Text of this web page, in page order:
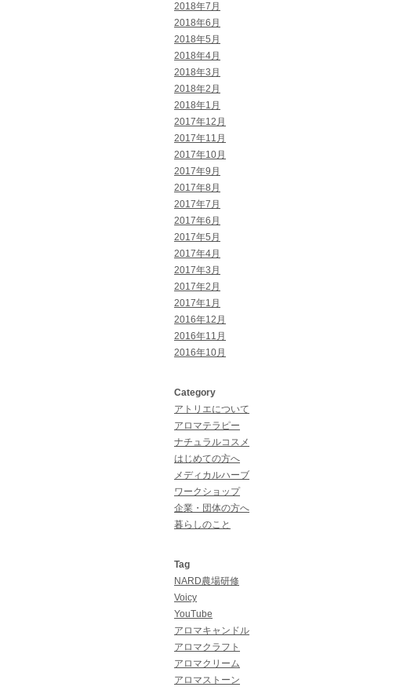
2018年7月
2018年6月
2018年5月
2018年4月
2018年3月
2018年2月
2018年1月
2017年12月
2017年11月
2017年10月
2017年9月
2017年8月
2017年7月
2017年6月
2017年5月
2017年4月
2017年3月
2017年2月
2017年1月
2016年12月
2016年11月
2016年10月
Category
アトリエについて
アロマテラピー
ナチュラルコスメ
はじめての方へ
メディカルハーブ
ワークショップ
企業・団体の方へ
暮らしのこと
Tag
NARD農場研修
Voicy
YouTube
アロマキャンドル
アロマクラフト
アロマクリーム
アロマストーン